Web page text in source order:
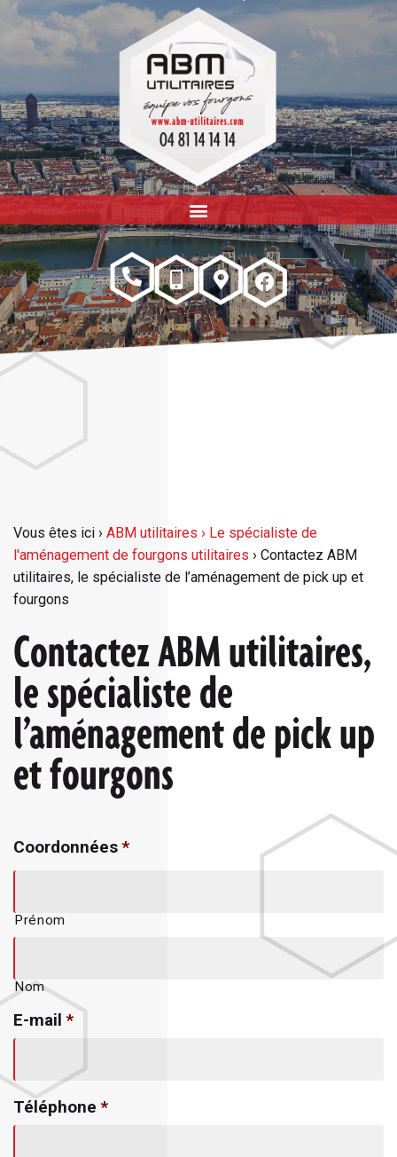
Vous êtes ici › ABM utilitaires › Le spécialiste de
l'aménagement de fourgons utilitaires › Contactez ABM
utilitaires, le spécialiste de l’aménagement de pick up et
fourgons
Contactez ABM utilitaires,
le spécialiste de
l’aménagement de pick up
et fourgons
Coordonnées*
Prénom
Nom
E-mail *
Téléphone *